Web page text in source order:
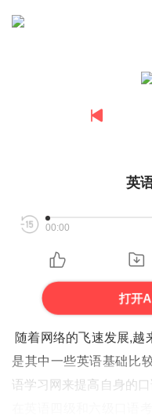
英
00:00
打开
随着网络的飞速发展,越
是其中一些英语基础比
语 学习网来提高自身的